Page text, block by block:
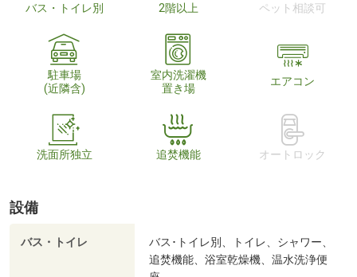
バス・トイレ別 2階以上 ペット相談可
駐車場
(近隣含)
室内洗濯機
置き場
エアコン
洗面所独立 追焚機能 オートロック
設備
バス・トイレ
バス･トイレ別、トイレ、シャワー、
追焚機能、浴室乾燥機、温水洗浄便